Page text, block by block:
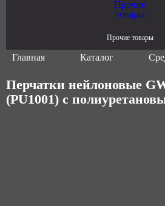
Прочие товары
Главная Каталог
Перчатки нейлоновые
(PU1001) с